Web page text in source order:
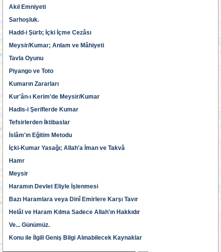
Akıl Emniyeti
Sarhoşluk.
Hadd-i Şürb; İçki İçme Cezâsı
Meysir/Kumar; Anlam ve Mâhiyeti
Tavla Oyunu
Piyango ve Toto
Kumarın Zararları
Kur'ân-ı Kerim'de Meysir/Kumar
Hadis-i Şeriflerde Kumar
Tefsirlerden İktibaslar
İslâm'ın Eğitim Metodu
İçki-Kumar Yasağı; Allah'a İman ve Takvâ
Hamr
Meysir
Haramın Devlet Eliyle İşlenmesi
Bazı Haramlara veya Dinî Emirlere Karşı Tavır
Helâl ve Haram Kılma Sadece Allah'ın Hakkıdır
Ve... Günümüz.
Konu ile İlgili Geniş Bilgi Alınabilecek Kaynaklar